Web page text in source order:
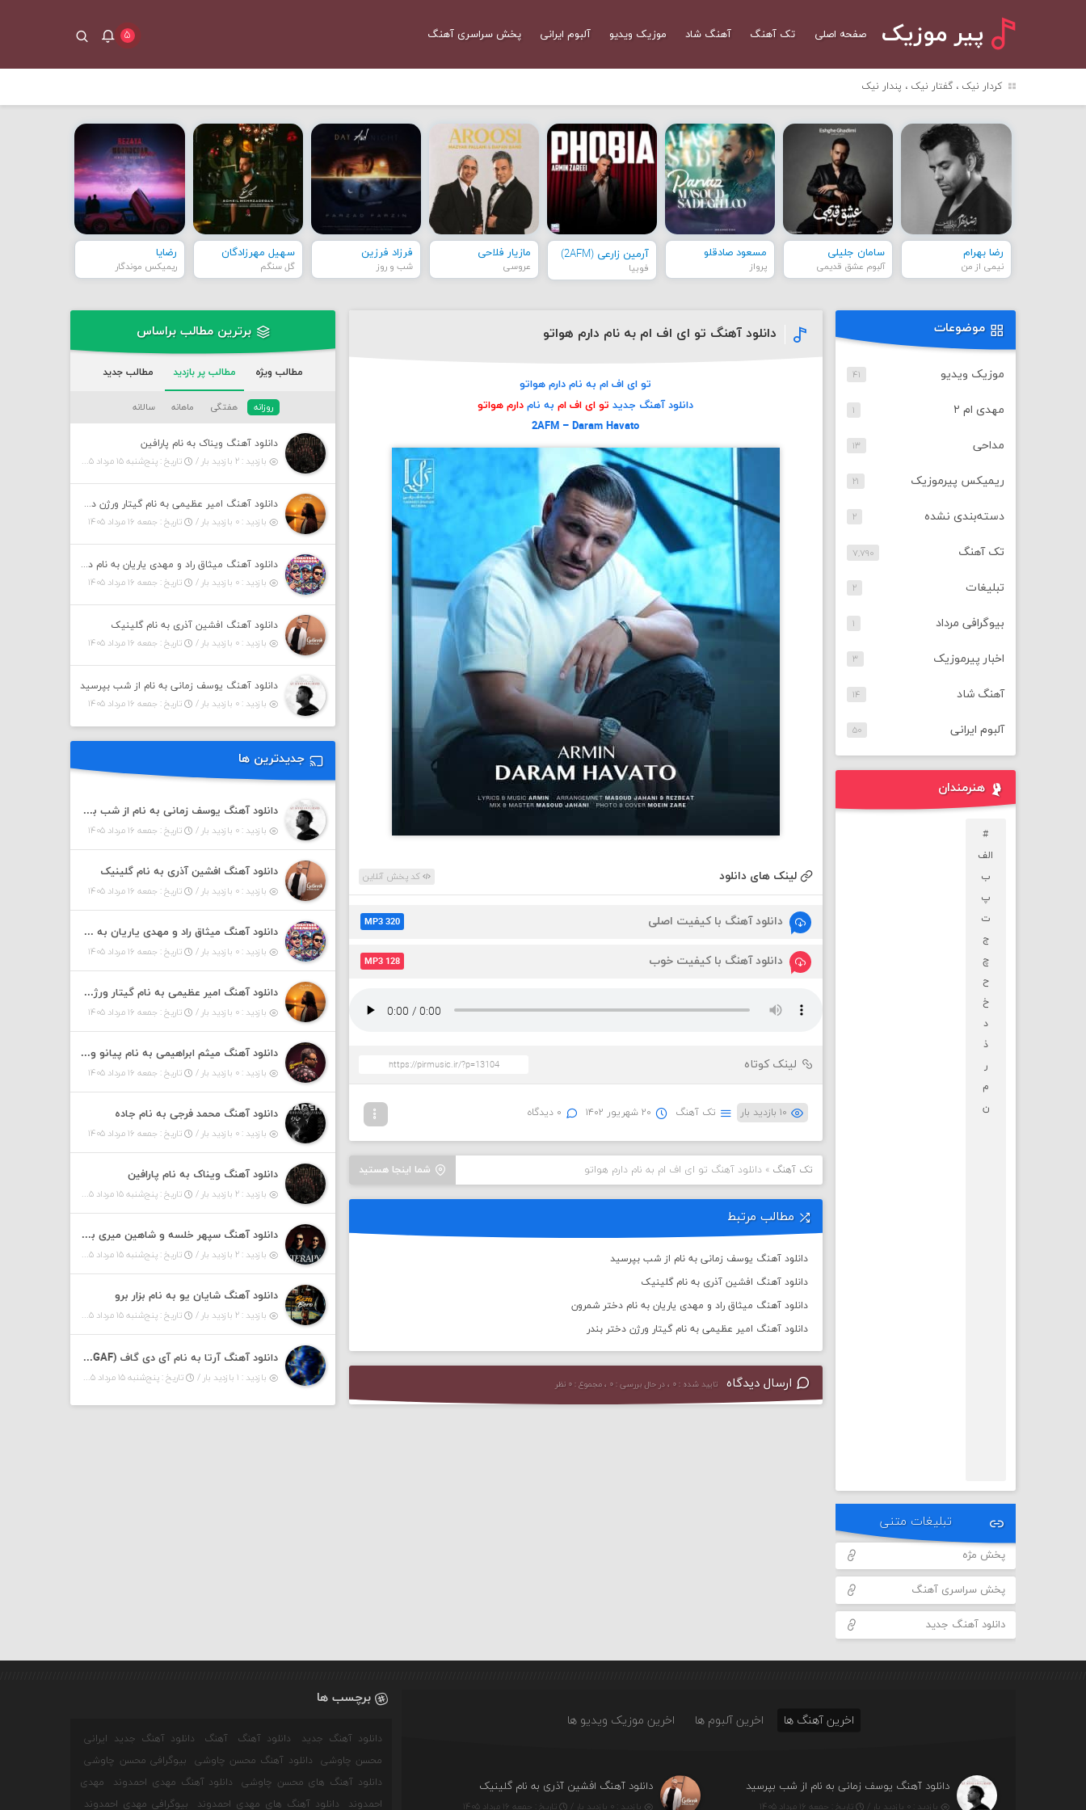
پیر موزیک صفحه اصلی تک آهنگ آهنگ شاد موزیک ویدیو آلبوم ایرانی پخش سراسری آهنگ ۵
کردار نیک ، گفتار نیک ، پندار نیک
رضا بهرام
نیمی از من
سامان جلیلی
آلبوم عشق قدیمی
مسعود صادقلو
پرواز
آرمین زارعی (2AFM)
فوبیا
مازیار فلاحی
عروسی
فرزاد فرزین
شب و روز
سهیل مهرزادگان
گل سنگم
رضایا
ریمیکس موندگار
دانلود آهنگ تو ای اف ام به نام دارم هواتو
تو ای اف ام به نام دارم هواتو
دانلود آهنگ جدیدتو ای اف امبه نام دارم هواتو
2AFM – Daram Havato
لینک های دانلود کد پخش آنلاین
دانلود آهنگ با کیفیت اصلی MP3 320
دانلود آهنگ با کیفیت خوب MP3 128
لینک کوتاه
۱۰ بازدید بار تک آهنگ ۲۰ شهریور ۱۴۰۲ ۰ دیدگاه
شما اینجا هستید تک آهنگ »دانلود آهنگ تو ای اف ام به نام دارم هواتو
مطالب مرتبط
دانلود آهنگ یوسف زمانی به نام از شب بپرسید
دانلود آهنگ افشین آذری به نام گلینیک
دانلود آهنگ میثاق راد و مهدی یاریان به نام دختر شمرون
دانلود آهنگ امیر عظیمی به نام گیتار ورژن دختر بندر
ارسال دیدگاه تایید شده : ۰ ، در حال بررسی : ۰ ، مجموع : ۰ نظر
موضوعات
موزیک ویدیو ۴۱
مهدی ام ۲ ۱
مداحی ۱۳
ریمیکس پیرموزیک ۲۱
دسته‌بندی نشده ۲
تک آهنگ ۷,۷۹۰
تبلیغات ۲
بیوگرافی مرداد ۱
اخبار پیرموزیک ۳
آهنگ شاد ۱۴
آلبوم ایرانی ۵۰
هنرمندان
#
الف
ب
پ
ت
ج
چ
ح
خ
د
ذ
ر
م
ن
تبلیغات متنی
پخش مژه
پخش سراسری آهنگ
دانلود آهنگ جدید
برترین مطالب براساس
مطالب ویژه مطالب پر بازدید مطالب جدید
روزانه هفتگی ماهانه سالانه
دانلود آهنگ ویناک به نام پارافین
بازدید : ۲ بازدید بار /
تاریخ : پنج‌شنبه ۱۵ مرداد ۱۴۰۵
دانلود آهنگ امیر عظیمی به نام گیتار ورژن دختر بندر
بازدید : ۰ بازدید بار /
تاریخ : جمعه ۱۶ مرداد ۱۴۰۵
دانلود آهنگ میثاق راد و مهدی یاریان به نام دختر شمرون
بازدید : ۰ بازدید بار /
تاریخ : جمعه ۱۶ مرداد ۱۴۰۵
دانلود آهنگ افشین آذری به نام گلینیک
بازدید : ۰ بازدید بار /
تاریخ : جمعه ۱۶ مرداد ۱۴۰۵
دانلود آهنگ یوسف زمانی به نام از شب بپرسید
بازدید : ۰ بازدید بار /
تاریخ : جمعه ۱۶ مرداد ۱۴۰۵
جدیدترین ها
دانلود آهنگ یوسف زمانی به نام از شب بپرسید
بازدید : ۰ بازدید بار / تاریخ : جمعه ۱۶ مرداد ۱۴۰۵
دانلود آهنگ افشین آذری به نام گلینیک
بازدید : ۰ بازدید بار / تاریخ : جمعه ۱۶ مرداد ۱۴۰۵
دانلود آهنگ میثاق راد و مهدی یاریان به نام دختر شمرون
بازدید : ۰ بازدید بار / تاریخ : جمعه ۱۶ مرداد ۱۴۰۵
دانلود آهنگ امیر عظیمی به نام گیتار ورژن دختر بندر
بازدید : ۰ بازدید بار / تاریخ : جمعه ۱۶ مرداد ۱۴۰۵
دانلود آهنگ میثم ابراهیمی به نام پیانو ورژن مهربون من
بازدید : ۰ بازدید بار / تاریخ : جمعه ۱۶ مرداد ۱۴۰۵
دانلود آهنگ محمد فرجی به نام جاده
بازدید : ۰ بازدید بار / تاریخ : جمعه ۱۶ مرداد ۱۴۰۵
دانلود آهنگ ویناک به نام پارافین
بازدید : ۲ بازدید بار / تاریخ : پنج‌شنبه ۱۵ مرداد ۱۴۰۵
دانلود آهنگ سپهر خلسه و شاهین میری به نام تراپی
بازدید : ۲ بازدید بار / تاریخ : پنج‌شنبه ۱۵ مرداد ۱۴۰۵
دانلود آهنگ شایان یو به نام بزار برو
بازدید : ۲ بازدید بار / تاریخ : پنج‌شنبه ۱۵ مرداد ۱۴۰۵
دانلود آهنگ آرتا به نام آی دی گاف (IDGAF)
بازدید : ۱ بازدید بار / تاریخ : پنج‌شنبه ۱۵ مرداد ۱۴۰۵
اخرین آهنگ ها اخرین آلبوم ها اخرین موزیک ویدیو ها
دانلود آهنگ یوسف زمانی به نام از شب بپرسید
بازدید : ۰ بازدید بار / تاریخ : جمعه ۱۶ مرداد ۱۴۰۵
دانلود آهنگ افشین آذری به نام گلینیک
بازدید : ۰ بازدید بار / تاریخ : جمعه ۱۶ مرداد ۱۴۰۵
برچسب ها
دانلود آهنگ جدید دانلود آهنگ آهنگ
دانلود آهنگ جدید ایرانی
محسن چاوشی
دانلود آهنگ محسن چاوشی
بیوگرافی محسن چاوشی
دانلود آهنگ های محسن چاوشی
دانلود آهنگ مهدی احمدوند
مهدی
احمدوند
دانلود آهنگ های مهدی احمدوند بیوگرافی مهدی احمدوند